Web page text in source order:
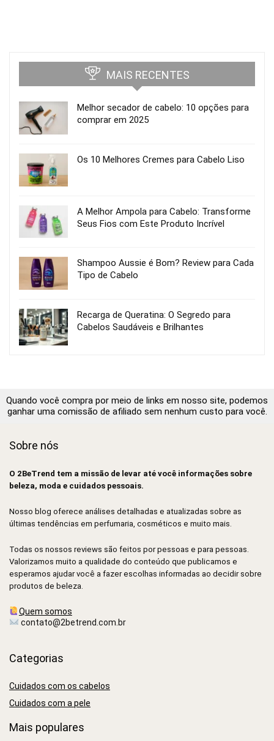
MAIS RECENTES
Melhor secador de cabelo: 10 opções para
comprar em 2025
Os 10 Melhores Cremes para Cabelo Liso
A Melhor Ampola para Cabelo: Transforme
Seus Fios com Este Produto Incrível
Shampoo Aussie é Bom? Review para Cada
Tipo de Cabelo
Recarga de Queratina: O Segredo para
Cabelos Saudáveis e Brilhantes
Quando você compra por meio de links em nosso site, podemos
ganhar uma comissão de afiliado sem nenhum custo para você.
Sobre nós
O 2BeTrend tem a missão de levar até você informações sobre
beleza, moda e cuidados pessoais.
Nosso blog oferece análises detalhadas e atualizadas sobre as
últimas tendências em perfumaria, cosméticos e muito mais.
Todas os nossos reviews são feitos por pessoas e para pessoas.
Valorizamos muito a qualidade do conteúdo que publicamos e
esperamos ajudar você a fazer escolhas informadas ao decidir sobre
produtos de beleza.
Quem somos
contato@2betrend.com.br
Categorias
Cuidados com os cabelos
Cuidados com a pele
Mais populares